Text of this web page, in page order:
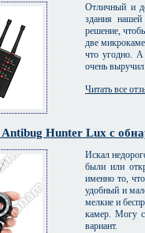
Отличный и
здания
решение,
две
что угодно. А
очень
Читать все
Hunter Lux с
Искал
были или
именно то,
удобный и
мелкие и
камер. Могу
вариант.